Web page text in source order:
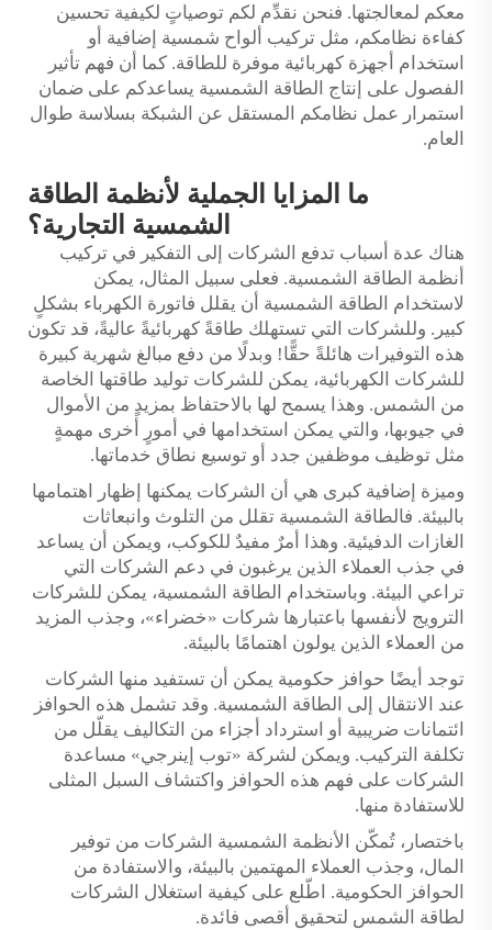
معكم لمعالجتها. فنحن نقدِّم لكم توصياتٍ لكيفية تحسين
كفاءة نظامكم، مثل تركيب ألواح شمسية إضافية أو
استخدام أجهزة كهربائية موفرة للطاقة. كما أن فهم تأثير
الفصول على إنتاج الطاقة الشمسية يساعدكم على ضمان
استمرار عمل نظامكم المستقل عن الشبكة بسلاسة طوال
العام.
ما المزايا الجملية لأنظمة الطاقة
الشمسية التجارية؟
هناك عدة أسباب تدفع الشركات إلى التفكير في تركيب
أنظمة الطاقة الشمسية. فعلى سبيل المثال، يمكن
لاستخدام الطاقة الشمسية أن يقلل فاتورة الكهرباء بشكلٍ
كبير. وللشركات التي تستهلك طاقةً كهربائيةً عاليةً، قد تكون
هذه التوفيرات هائلةً حقًّا! وبدلًا من دفع مبالغ شهرية كبيرة
للشركات الكهربائية، يمكن للشركات توليد طاقتها الخاصة
من الشمس. وهذا يسمح لها بالاحتفاظ بمزيدٍ من الأموال
في جيوبها، والتي يمكن استخدامها في أمورٍ أخرى مهمةٍ
مثل توظيف موظفين جدد أو توسيع نطاق خدماتها.
وميزة إضافية كبرى هي أن الشركات يمكنها إظهار اهتمامها
بالبيئة. فالطاقة الشمسية تقلل من التلوث وانبعاثات
الغازات الدفيئية. وهذا أمرٌ مفيدٌ للكوكب، ويمكن أن يساعد
في جذب العملاء الذين يرغبون في دعم الشركات التي
تراعي البيئة. وباستخدام الطاقة الشمسية، يمكن للشركات
الترويج لأنفسها باعتبارها شركات «خضراء»، وجذب المزيد
من العملاء الذين يولون اهتمامًا بالبيئة.
توجد أيضًا حوافز حكومية يمكن أن تستفيد منها الشركات
عند الانتقال إلى الطاقة الشمسية. وقد تشمل هذه الحوافز
ائتمانات ضريبية أو استرداد أجزاء من التكاليف يقلّل من
تكلفة التركيب. ويمكن لشركة «توب إينرجي» مساعدة
الشركات على فهم هذه الحوافز واكتشاف السبل المثلى
للاستفادة منها.
باختصار، تُمكّن الأنظمة الشمسية الشركات من توفير
المال، وجذب العملاء المهتمين بالبيئة، والاستفادة من
الحوافز الحكومية. اطّلع على كيفية استغلال الشركات
لطاقة الشمس لتحقيق أقصى فائدة.